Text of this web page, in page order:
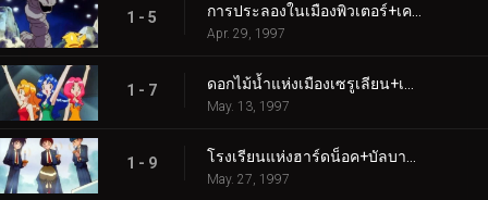
1 - 5
Apr. 29, 1997
1 - 7
May. 13, 1997
1 - 9
May. 27, 1997